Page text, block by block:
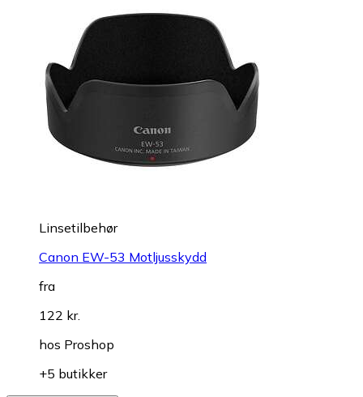
Linsetilbehør
Canon EW-53 Motljusskydd
fra
122 kr.
hos Proshop
+5 butikker